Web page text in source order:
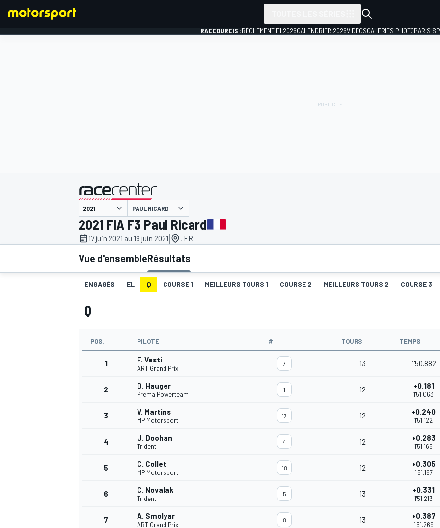
RACCOURCIS :RÈGLEMENT F1 2026CALENDRIER 2026VIDÉOSGALERIES PHOTOPARIS
présenté par
PAUL RICARD
2021 FIA F3 Paul Ricard
17 juin 2021 au 19 juin 2021| , FR
Vue d'ensembleRésultats
ENGAGÉS EL Q COURSE 1 MEILLEURS TOURS 1 COURSE 2 MEILLEURS TOURS 2 COURSE 3
Q
POS. PILOTE # TOURS TEMPS
1 F. Vesti
ART Grand Prix
7 13 1'50.882
2 D. Hauger
Prema Powerteam
1 12 +0.181
1'51.063
3 V. Martins
MP Motorsport
17 12 +0.240
1'51.122
4 J. Doohan
Trident
4 12 +0.283
1'51.165
5 C. Collet
MP Motorsport
18 12 +0.305
1'51.187
6 C. Novalak
Trident
5 13 +0.331
1'51.213
7 A. Smolyar
ART Grand Prix
8 13 +0.387
1'51.269